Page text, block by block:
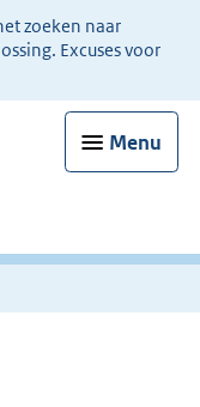
zoeken naar
Excuses voor
Menu